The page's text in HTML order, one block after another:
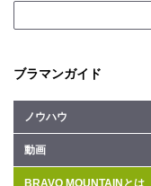
ブラマンガイド
ノウハウ
動画
BRAVO MOUNTAINとは